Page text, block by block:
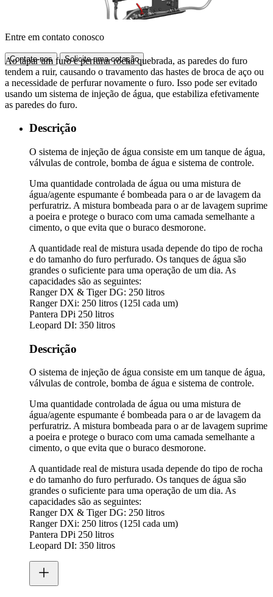
Entre em contato conosco
Contate-nos Solicite uma cotação
Ao tapar um furo e perfurar rocha quebrada, as paredes do furo
tendem a ruir, causando o travamento das hastes de broca de aço ou
a necessidade de perfurar novamente o furo. Isso pode ser evitado
usando um sistema de injeção de água, que estabiliza efetivamente
as paredes do furo.
Descrição
O sistema de injeção de água consiste em um tanque de água,
válvulas de controle, bomba de água e sistema de controle.
Uma quantidade controlada de água ou uma mistura de
água/agente espumante é bombeada para o ar de lavagem da
perfuratriz. A mistura bombeada para o ar de lavagem suprime
a poeira e protege o buraco com uma camada semelhante a
cimento, o que evita que o buraco desmorone.
A quantidade real de mistura usada depende do tipo de rocha
e do tamanho do furo perfurado. Os tanques de água são
grandes o suficiente para uma operação de um dia. As
capacidades são as seguintes:
Ranger DX & Tiger DG: 250 litros
Ranger DXi: 250 litros (125l cada um)
Pantera DPi 250 litros
Leopard DI: 350 litros
Descrição
O sistema de injeção de água consiste em um tanque de água,
válvulas de controle, bomba de água e sistema de controle.
Uma quantidade controlada de água ou uma mistura de
água/agente espumante é bombeada para o ar de lavagem da
perfuratriz. A mistura bombeada para o ar de lavagem suprime
a poeira e protege o buraco com uma camada semelhante a
cimento, o que evita que o buraco desmorone.
A quantidade real de mistura usada depende do tipo de rocha
e do tamanho do furo perfurado. Os tanques de água são
grandes o suficiente para uma operação de um dia. As
capacidades são as seguintes:
Ranger DX & Tiger DG: 250 litros
Ranger DXi: 250 litros (125l cada um)
Pantera DPi 250 litros
Leopard DI: 350 litros